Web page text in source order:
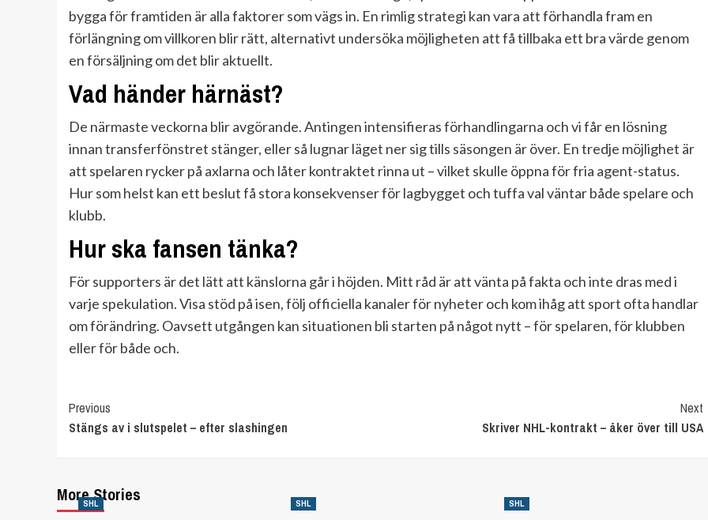
bygga för framtiden är alla faktorer som vägs in. En rimlig strategi kan vara att förhandla fram en
förlängning om villkoren blir rätt, alternativt undersöka möjligheten att få tillbaka ett bra värde genom
en försäljning om det blir aktuellt.
Vad händer härnäst?
De närmaste veckorna blir avgörande. Antingen intensifieras förhandlingarna och vi får en lösning
innan transferfönstret stänger, eller så lugnar läget ner sig tills säsongen är över. En tredje möjlighet är
att spelaren rycker på axlarna och låter kontraktet rinna ut – vilket skulle öppna för fria agent-status.
Hur som helst kan ett beslut få stora konsekvenser för lagbygget och tuffa val väntar både spelare och
klubb.
Hur ska fansen tänka?
För supporters är det lätt att känslorna går i höjden. Mitt råd är att vänta på fakta och inte dras med i
varje spekulation. Visa stöd på isen, följ officiella kanaler för nyheter och kom ihåg att sport ofta handlar
om förändring. Oavsett utgången kan situationen bli starten på något nytt – för spelaren, för klubben
eller för både och.
Continue
Reading
Previous
Stängs av i slutspelet – efter slashingen
Next
Skriver NHL-kontrakt – åker över till USA
More Stories
SHL SHL SHL